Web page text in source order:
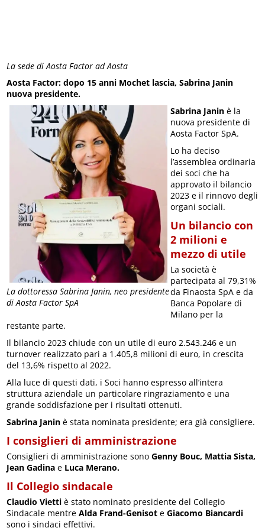
La sede di Aosta Factor ad Aosta
Aosta Factor: dopo 15 anni Mochet lascia, Sabrina Janin
nuova presidente.
La dottoressa Sabrina Janin, neo presidente
di Aosta Factor SpA
Sabrina Janin è la
nuova presidente di
Aosta Factor SpA.
Lo ha deciso
l’assemblea ordinaria
dei soci che ha
approvato il bilancio
2023 e il rinnovo degli
organi sociali.
Un bilancio con
2 milioni e
mezzo di utile
La società è
partecipata al 79,31%
da Finaosta SpA e da
Banca Popolare di
Milano per la
restante parte.
Il bilancio 2023 chiude con un utile di euro 2.543.246 e un
turnover realizzato pari a 1.405,8 milioni di euro, in crescita
del 13,6% rispetto al 2022.
Alla luce di questi dati, i Soci hanno espresso all’intera
struttura aziendale un particolare ringraziamento e una
grande soddisfazione per i risultati ottenuti.
Sabrina Janin è stata nominata presidente; era già consigliere.
I consiglieri di amministrazione
Consiglieri di amministrazione sonoGenny Bouc, Mattia Sista,
Jean Gadina e Luca Merano.
Il Collegio sindacale
Claudio Vietti è stato nominato presidente del Collegio
Sindacale mentreAlda Frand-Genisot eGiacomo Biancardi
sono i sindaci effettivi.